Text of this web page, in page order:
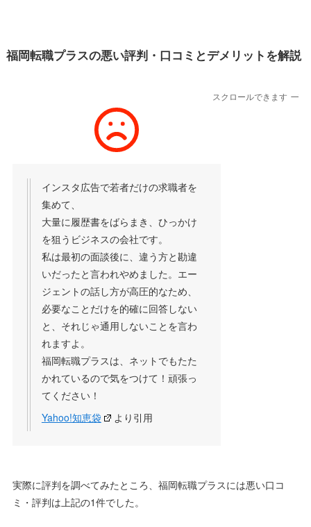
福岡転職プラスの悪い評判・口コミとデメリットを解説
スクロールできます
インスタ広告で若者だけの求職者を
集めて、
大量に履歴書をばらまき、ひっかけ
を狙うビジネスの会社です。
私は最初の面談後に、違う方と勘違
いだったと言われやめました。エー
ジェントの話し方が高圧的なため、
必要なことだけを的確に回答しない
と、それじゃ通用しないことを言わ
れますよ。
福岡転職プラスは、ネットでもたた
かれているので気をつけて！頑張っ
てください！
Yahoo!知恵袋
より引用
実際に評判を調べてみたところ、福岡転職プラスには悪い口コ
ミ・評判は上記の1件でした。